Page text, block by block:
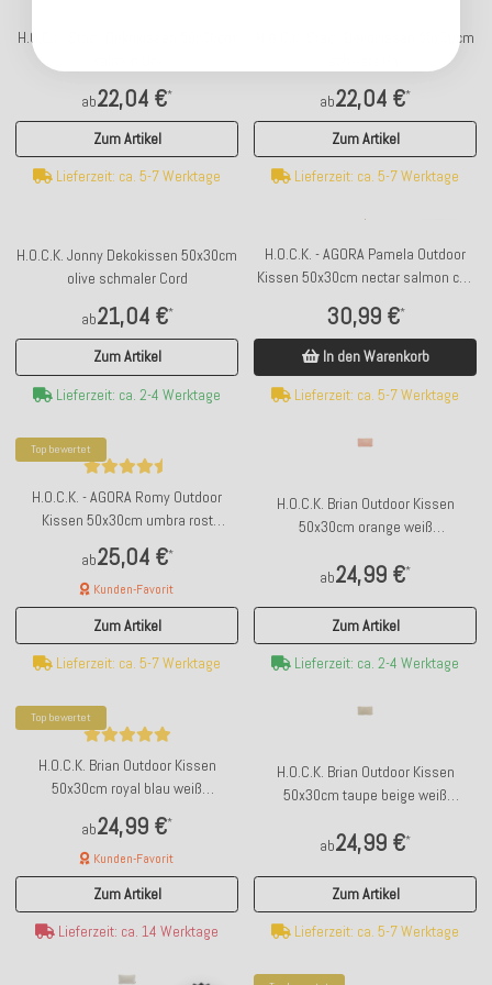
H.O.C.K. Stacy Dekokissen 50x30cm
ab22,04 €*
Zum Artikel
Lieferzeit: ca. 5-7 Werktage
H.O.C.K. Stacy Dekokissen 50x30cm
ab22,04 €*
Zum Artikel
Lieferzeit: ca. 5-7 Werktage
H.O.C.K. Jonny Dekokissen 50x30cm
olive schmaler Cord
ab21,04 €*
Zum Artikel
Lieferzeit: ca. 2-4 Werktage
H.O.C.K. - AGORA Pamela Outdoor
Kissen 50x30cm nectar salmon col.
30,99 €*
In den Warenkorb
Lieferzeit: ca. 5-7 Werktage
Top bewertet
H.O.C.K. - AGORA Romy Outdoor
Kissen 50x30cm umbra rost
ab25,04 €*
Kunden-Favorit
Zum Artikel
Lieferzeit: ca. 5-7 Werktage
H.O.C.K. Brian Outdoor Kissen
50x30cm orange weiß
ab24,99 €*
Zum Artikel
Lieferzeit: ca. 2-4 Werktage
Top bewertet
H.O.C.K. Brian Outdoor Kissen
50x30cm royal blau weiß
ab24,99 €*
Kunden-Favorit
Zum Artikel
Lieferzeit: ca. 14 Werktage
H.O.C.K. Brian Outdoor Kissen
50x30cm taupe beige weiß
ab24,99 €*
Zum Artikel
Lieferzeit: ca. 5-7 Werktage